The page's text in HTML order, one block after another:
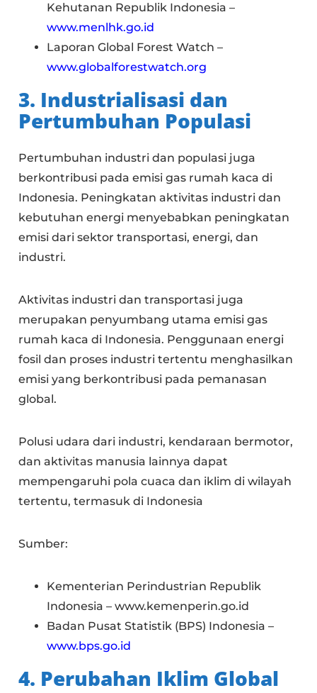
Kehutanan Republik Indonesia –
www.menlhk.go.id
Laporan Global Forest Watch –
www.globalforestwatch.org
3. Industrialisasi dan
Pertumbuhan Populasi
Pertumbuhan industri dan populasi juga
berkontribusi pada emisi gas rumah kaca di
Indonesia. Peningkatan aktivitas industri dan
kebutuhan energi menyebabkan peningkatan
emisi dari sektor transportasi, energi, dan
industri.
Aktivitas industri dan transportasi juga
merupakan penyumbang utama emisi gas
rumah kaca di Indonesia. Penggunaan energi
fosil dan proses industri tertentu menghasilkan
emisi yang berkontribusi pada pemanasan
global.
Polusi udara dari industri, kendaraan bermotor,
dan aktivitas manusia lainnya dapat
mempengaruhi pola cuaca dan iklim di wilayah
tertentu, termasuk di Indonesia
Sumber:
Kementerian Perindustrian Republik
Indonesia – www.kemenperin.go.id
Badan Pusat Statistik (BPS) Indonesia –
www.bps.go.id
4. Perubahan Iklim Global